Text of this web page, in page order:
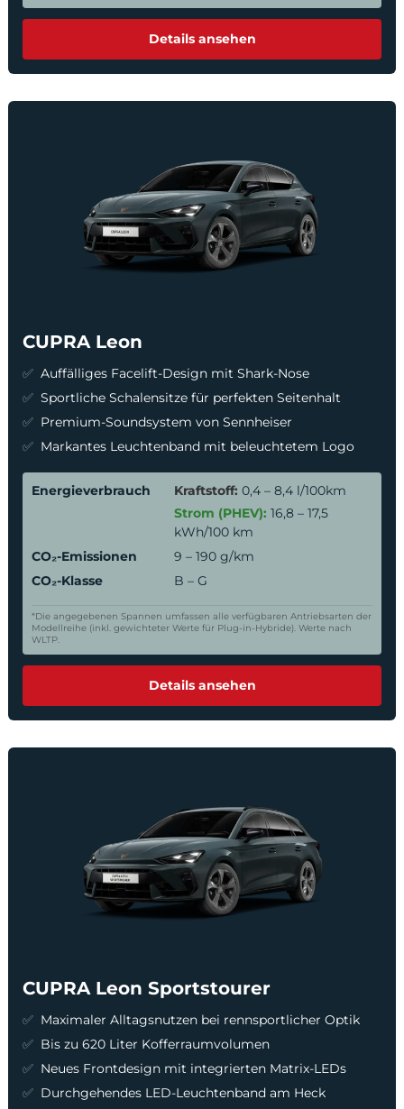
Details ansehen
CUPRA Leon
Auffälliges Facelift-Design mit Shark-Nose
Sportliche Schalensitze für perfekten Seitenhalt
Premium-Soundsystem von Sennheiser
Markantes Leuchtenband mit beleuchtetem Logo
Energieverbrauch Kraftstoff: 0,4 – 8,4 l/100km
Strom (PHEV): 16,8 – 17,5
kWh/100 km
CO₂-Emissionen
9 – 190 g/km
CO₂-Klasse
B – G
*Die angegebenen Spannen umfassen alle verfügbaren Antriebsarten der
Modellreihe (inkl. gewichteter Werte für Plug-in-Hybride). Werte nach
WLTP.
Details ansehen
CUPRA Leon Sportstourer
Maximaler Alltagsnutzen bei rennsportlicher Optik
Bis zu 620 Liter Kofferraumvolumen
Neues Frontdesign mit integrierten Matrix-LEDs
Durchgehendes LED-Leuchtenband am Heck